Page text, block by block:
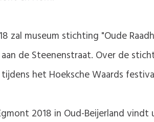
zal museum stichting "Oude
de Steenenstraat. Over de
tijdens het Hoeksche Waards
2018 in Oud-Beijerland vindt